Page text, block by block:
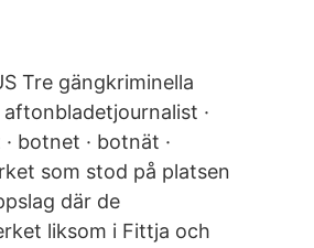
Tre gängkriminella
·
botnet · botnät ·
som stod på platsen
där de
liksom i Fittja och